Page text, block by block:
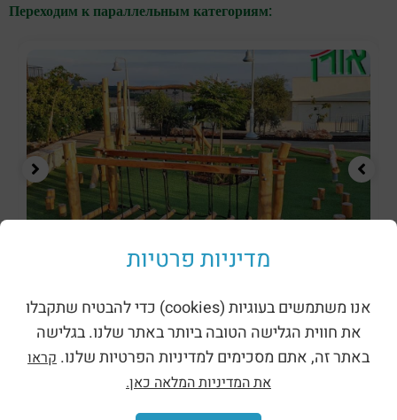
Переходим к параллельным категориям:
מתקני נינג’ה רוביניה
מדיניות פרטיות
אנו משתמשים בעוגיות (cookies) כדי להבטיח שתקבלו
את חווית הגלישה הטובה ביותר באתר שלנו. בגלישה
באתר זה, אתם מסכימים למדיניות הפרטיות שלנו. קראו
את המדיניות המלאה כאן.